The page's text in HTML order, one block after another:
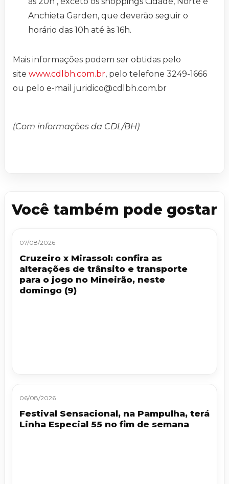
Anchieta Garden, que deverão seguir o
horário das 10h até às 16h.
Mais informações podem ser obtidas pelo
site www.cdlbh.com.br, pelo telefone 3249-1666
ou pelo e-mail juridico@cdlbh.com.br
(Com informações da CDL/BH)
Você também pode gostar
07/08/2026
Cruzeiro x Mirassol: confira as
alterações de trânsito e transporte
para o jogo no Mineirão, neste
domingo (9)
06/08/2026
Festival Sensacional, na Pampulha, terá
Linha Especial 55 no fim de semana